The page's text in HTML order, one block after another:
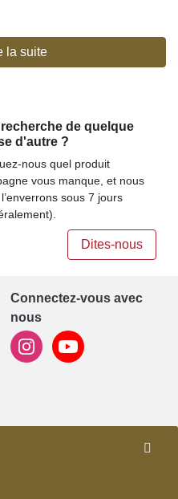
la suite
de quelque
d'autre ?
nous quel produit
vous manque, et nous
sous 7 jours
Dites-nous
Connectez-vous avec
nous